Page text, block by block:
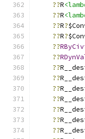
??R
??R
??R?
??R?
??
??
??
??
??
??
??
??
??